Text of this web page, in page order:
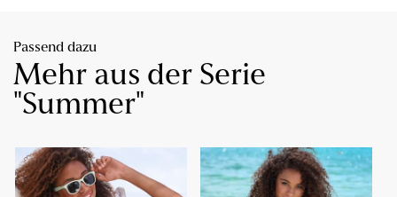
Passend dazu
Mehr aus der Serie
"Summer"